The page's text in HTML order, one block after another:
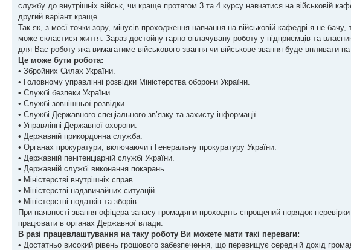
службу до внутрішніх військ, чи краще протягом 3 та 4 курсу навчатися на військовій
другий варіант краще.
Так як, з моєї точки зору, мінусів проходження навчання на військовій кафедрі я не
може скластися життя. Зараз достойну гарно оплачувану роботу у підприємців та
для Вас роботу яка вимагатиме військового звання чи військове звання буде впливати
Це може бути робота:
• Збройних Силах України.
• Головному управлінні розвідки Міністерства оборони України.
• Службі безпеки України.
• Службі зовнішньої розвідки.
• Службі Державного спеціального зв’язку та захисту інформації.
• Управлінні Державної охорони.
• Державній прикордонна служба.
• Органах прокуратури, включаючи і Генеральну прокуратуру України.
• Державній пенітенціарній службі України.
• Державній службі виконання покарань.
• Міністерстві внутрішніх справ.
• Міністерстві надзвичайних ситуацій.
• Міністерстві податків та зборів.
При наявності звання офіцера запасу громадяни проходять спрощений порядок
працювати в органах Державної влади.
В разі працевлаштування на таку роботу Ви можете мати такі переваги:
• Достатньо високий рівень грошового забезпечення, що перевищує середній дохід